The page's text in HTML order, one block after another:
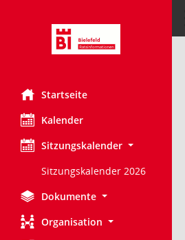
Startseite
Kalender
Sitzungskalender
Sitzungskalender 2026
Dokumente
Organisation